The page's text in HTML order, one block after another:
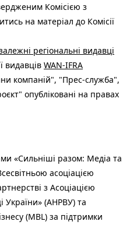
Комісією з
на матеріал до Комісії
регіональні видавці
видавців WAN-IFRA
компаній", "Прес-служба",
опубліковані на правах
«Сильніші разом: Медіа та
асоціацією
з Асоціацією
України» (АНРВУ) та
(MBL) за підтримки